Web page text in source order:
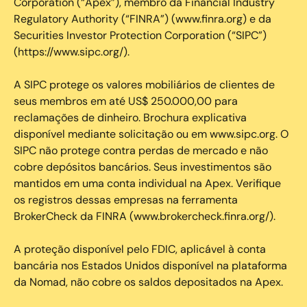
Regulatory Authority (“FINRA”) (www.finra.org) e da
Securities Investor Protection Corporation (“SIPC”)
(https://www.sipc.org/).
A SIPC protege os valores mobiliários de clientes de
seus membros em até US$ 250.000,00 para
reclamações de dinheiro. Brochura explicativa
disponível mediante solicitação ou em www.sipc.org. O
SIPC não protege contra perdas de mercado e não
cobre depósitos bancários. Seus investimentos são
mantidos em uma conta individual na Apex. Verifique
os registros dessas empresas na ferramenta
BrokerCheck da FINRA (www.brokercheck.finra.org/).
A proteção disponível pelo FDIC, aplicável à conta
bancária nos Estados Unidos disponível na plataforma
da Nomad, não cobre os saldos depositados na Apex.